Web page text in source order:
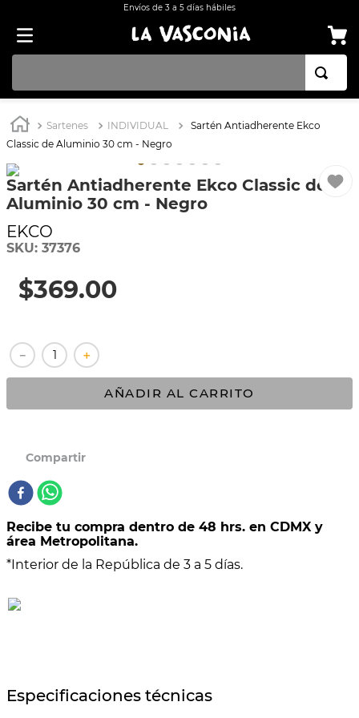
Envíos de 3 a 5 días hábiles
Sartenes INDIVIDUAL
Sartén Antiadherente Ekco
Classic de Aluminio 30 cm - Negro
Sartén Antiadherente Ekco Classic de
Aluminio 30 cm - Negro
EKCO
SKU: 37376
$369.00
＋
－
AÑADIR AL CARRITO
Recibe tu compra dentro de 48 hrs. en CDMX y
área Metropolitana.
*Interior de la República de 3 a 5 días.
Especificaciones técnicas
1. BATERÍA COCINA EKCO ALUMINIO ANTIADHERENTE 32 PIEZAS
3. BATERÍA COCINA CON ANTIADHERENTE EKCO 32 PIEZAS ALUMINIO
5. SARTEN
7. VAPORERAS
9. COMAL